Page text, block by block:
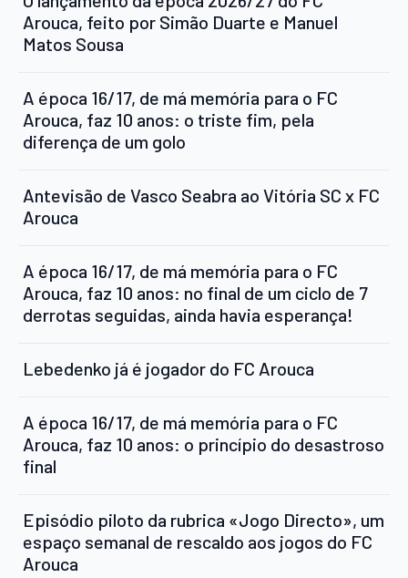
Arouca, feito por Simão Duarte e Manuel
Matos Sousa
A época 16/17, de má memória para o FC
Arouca, faz 10 anos: o triste fim, pela
diferença de um golo
Antevisão de Vasco Seabra ao Vitória SC x FC
Arouca
A época 16/17, de má memória para o FC
Arouca, faz 10 anos: no final de um ciclo de 7
derrotas seguidas, ainda havia esperança!
Lebedenko já é jogador do FC Arouca
A época 16/17, de má memória para o FC
Arouca, faz 10 anos: o princípio do desastroso
final
Episódio piloto da rubrica «Jogo Directo», um
espaço semanal de rescaldo aos jogos do FC
Arouca